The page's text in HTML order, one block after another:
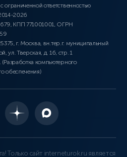
ответственностью
2026
КПП 771001001, ОГРН
г. Москва, вн.тер.г. муниципальный
ул. Тверская, д. 16, стр. 1
компьютерного
обеспечения)
Только сайт interneturok.ru является